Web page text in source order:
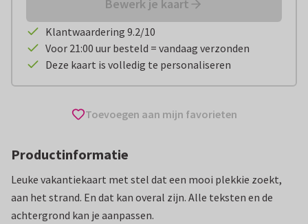
Bewerk je kaart
Klantwaardering 9.2/10
Voor 21:00 uur besteld = vandaag verzonden
Deze kaart is volledig te personaliseren
Toevoegen aan mijn favorieten
Productinformatie
Leuke vakantiekaart met stel dat een mooi plekkie zoekt,
aan het strand. En dat kan overal zijn. Alle teksten en de
achtergrond kan je aanpassen.